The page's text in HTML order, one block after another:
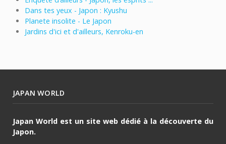
Dans tes yeux - Japon : Kyushu
Planete insolite - Le Japon
Jardins d'ici et d'ailleurs, Kenroku-en
JAPAN WORLD
Japan World est un site web dédié à la découverte du
Japon.